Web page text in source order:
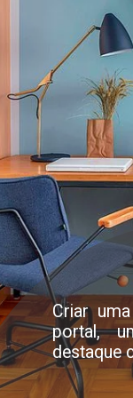
Criar
portal,
destaque